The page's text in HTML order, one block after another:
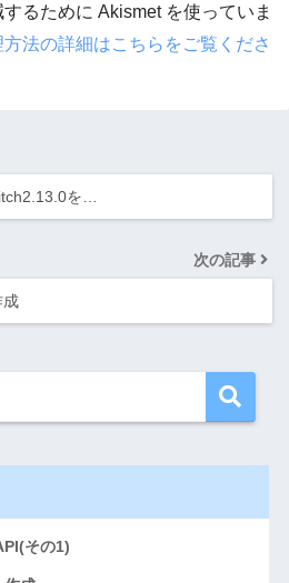
るために Akismet を使っていま
法の詳細はこちらをご覧くださ
を…
次の記事
成
その1)